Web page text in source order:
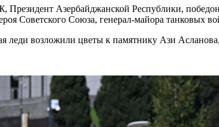
Азербайджанской Республики,
Советского Союза, генерал-майора танковых
леди возложили цветы к памятнику Ази